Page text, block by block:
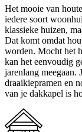
Het mooie van
iedere soort
klassieke huizen,
Dat komt omdat
worden. Mocht het
kan het eenvoudig
jarenlang meegaan.
draaikiepramen en
van je dakkapel is